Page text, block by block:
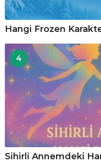
Hangi Frozen
4
Sihirli Annemdeki